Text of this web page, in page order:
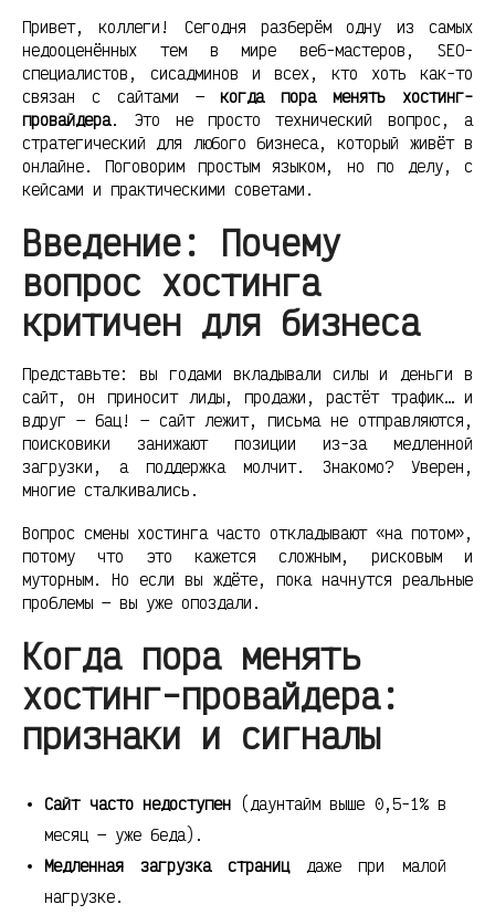
Привет, коллеги! Сегодня разберём одну из самых
недооценённых тем в мире веб-мастеров, SEO-
специалистов, сисадминов и всех, кто хоть как-то
связан с сайтами —когда пора менять хостинг-
провайдера. Это не просто технический вопрос, а
стратегический для любого бизнеса, который живёт в
онлайне. Поговорим простым языком, но по делу, с
кейсами и практическими советами.
Введение: Почему
вопрос хостинга
критичен для бизнеса
Представьте: вы годами вкладывали силы и деньги в
сайт, он приносит лиды, продажи, растёт трафик… и
вдруг — бац! — сайт лежит, письма не отправляются,
поисковики занижают позиции из-за медленной
загрузки, а поддержка молчит. Знакомо? Уверен,
многие сталкивались.
Вопрос смены хостинга часто откладывают «на потом»,
потому что это кажется сложным, рисковым и
муторным. Но если вы ждёте, пока начнутся реальные
проблемы — вы уже опоздали.
Когда пора менять
хостинг-провайдера:
признаки и сигналы
Сайт часто недоступен (даунтайм выше 0,5-1% в
месяц — уже беда).
Медленная загрузка страницдаже при малой
нагрузке.